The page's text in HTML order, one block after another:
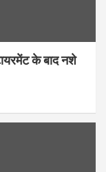
के बाद नशे